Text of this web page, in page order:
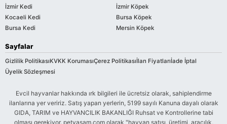
İzmir Kedi
Kocaeli Kedi
Bursa Kedi
İzmir Köpek
Bursa Köpek
Mersin Köpek
Sayfalar
Gizlilik PolitikasıKVKK KorumasıÇerez Politikasıİlan Fiyatlarıİade İptal
Üyelik Sözleşmesi
Evcil hayvanlar hakkında ırk bilgileri ile ücretsiz olarak, sahiplendirme
ilanlarına yer veririz. Satış yapan yerlerin, 5199 sayılı Kanuna dayalı olarak
GIDA, TARIM ve HAYVANCILIK BAKANLIĞI Ruhsat ve Kontrollerine tabi
olması gerekiyor. petyasam.com olarak "hayvan satışı, üretimi, aracılık,